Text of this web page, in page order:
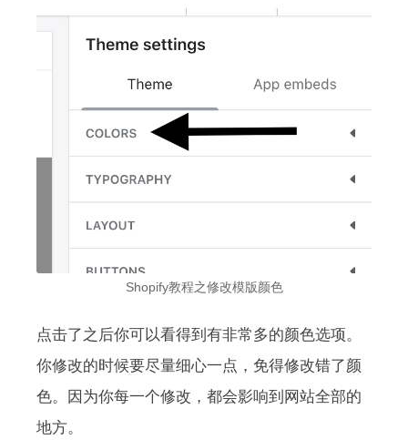
Shopify教程之修改模版颜色
点击了之后你可以看得到有非常多的颜色选项。
你修改的时候要尽量细心一点，免得修改错了颜
色。因为你每一个修改，都会影响到网站全部的
地方。